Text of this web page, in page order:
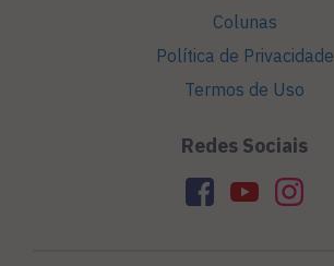
Colunas
Política de Privacidade
Termos de Uso
Redes Sociais